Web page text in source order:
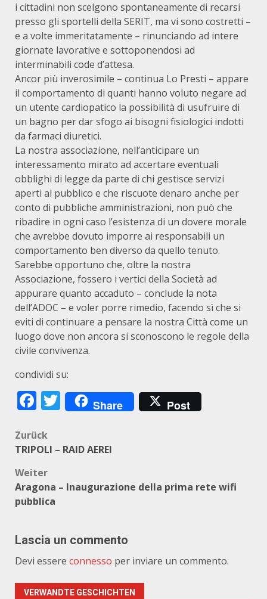
i cittadini non scelgono spontaneamente di recarsi
presso gli sportelli della SERIT, ma vi sono costretti –
e a volte immeritatamente – rinunciando ad intere
giornate lavorative e sottoponendosi ad
interminabili code d’attesa.
Ancor più inverosimile – continua Lo Presti – appare
il comportamento di quanti hanno voluto negare ad
un utente cardiopatico la possibilità di usufruire di
un bagno per dar sfogo ai bisogni fisiologici indotti
da farmaci diuretici.
La nostra associazione, nell’anticipare un
interessamento mirato ad accertare eventuali
obblighi di legge da parte di chi gestisce servizi
aperti al pubblico e che riscuote denaro anche per
conto di pubbliche amministrazioni, non può che
ribadire in ogni caso l’esistenza di un dovere morale
che avrebbe dovuto imporre ai responsabili un
comportamento ben diverso da quello tenuto.
Sarebbe opportuno che, oltre la nostra
Associazione, fossero i vertici della Società ad
appurare quanto accaduto – conclude la nota
dell’ADOC – e voler porre rimedio, facendo sì che si
eviti di continuare a pensare la nostra Città come un
luogo dove non ancora si sconoscono le regole della
civile convivenza.
condividi su:
Facebook
Twitter
Share Post
Beitragsnavigation
Zurück
TRIPOLI – RAID AEREI
Weiter
Aragona – Inaugurazione della prima rete wifi
pubblica
Lascia un commento
Devi essere connesso per inviare un commento.
VERWANDTE GESCHICHTEN